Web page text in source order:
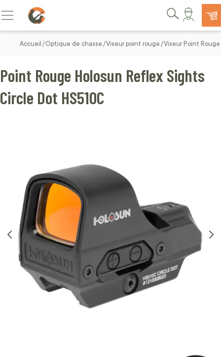
Allez au contenu
Basculer la navigation
Rechercher
Accueil Optique de chasse Viseur point rouge Viseur Point
Point Rouge Holosun Reflex Sights
Circle Dot HS510C